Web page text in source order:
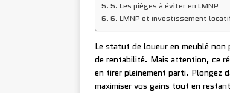
5. Les pièges à éviter en LMNP
6. LMNP et investissement
Le statut de loueur en meublé
de rentabilité. Mais attention, ce
en tirer pleinement parti. Plongez
maximiser vos gains tout en